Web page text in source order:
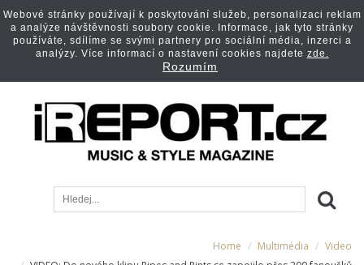
Home Multimédia
Video
Webové stránky používají k poskytování služeb, personalizaci reklam
a analýze návštěvnosti soubory cookie. Informace, jak tyto stránky
používáte, sdílíme se svými partnery pro sociální média, inzerci a
analýzy. Více informací o nastavení cookies najdete zde.
Rozumím